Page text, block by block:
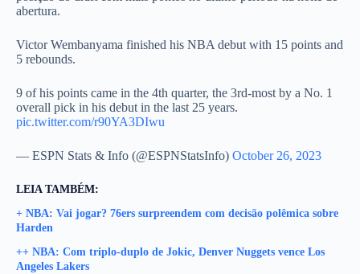
abertura.
Victor Wembanyama finished his NBA debut with 15 points and
5 rebounds.
9 of his points came in the 4th quarter, the 3rd-most by a No. 1
overall pick in his debut in the last 25 years.
pic.twitter.com/r90YA3DIwu
— ESPN Stats & Info (@ESPNStatsInfo) October 26, 2023
LEIA TAMBÉM:
+ NBA: Vai jogar? 76ers surpreendem com decisão polêmica sobre
Harden
++ NBA: Com triplo-duplo de Jokic, Denver Nuggets vence Los
Angeles Lakers